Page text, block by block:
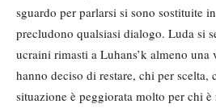
sguardo per parlarsi si sono sostituite
precludono qualsiasi dialogo. Luda si
ucraini rimasti a Luhans’k almeno
hanno deciso di restare, chi per
situazione è peggiorata molto per chi